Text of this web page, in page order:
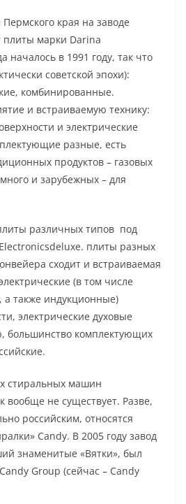
края на заводе
плиты марки Darina
началось в 1991 году, так что
советской эпохи):
комбинированные.
и встраиваемую технику:
и электрические
разные, есть
продуктов – газовых
и зарубежных – для
различных типов под
плиты разных
сходит и встраиваемая
(в том числе
а также индукционные)
электрические духовые
большинство комплектующих
стиральных машин
вообще не существует. Разве,
российским, относятся
Candy. В 2005 году завод
знаменитые «Вятки», был
Group (сейчас – Candy